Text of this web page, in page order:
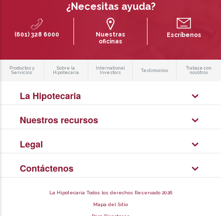
¿Necesitas ayuda?
(601) 328 6000
Nuestras
oficinas
Escríbenos
Productos y
Servicios
Sobre la
Hipotecaria
International
Investors
Testimonios
Trabaje con
nosotros
La Hipotecaria
Nuestros recursos
Legal
Contáctenos
La Hipotecaria Todos los derechos Reservado 2026
Mapa del Sitio